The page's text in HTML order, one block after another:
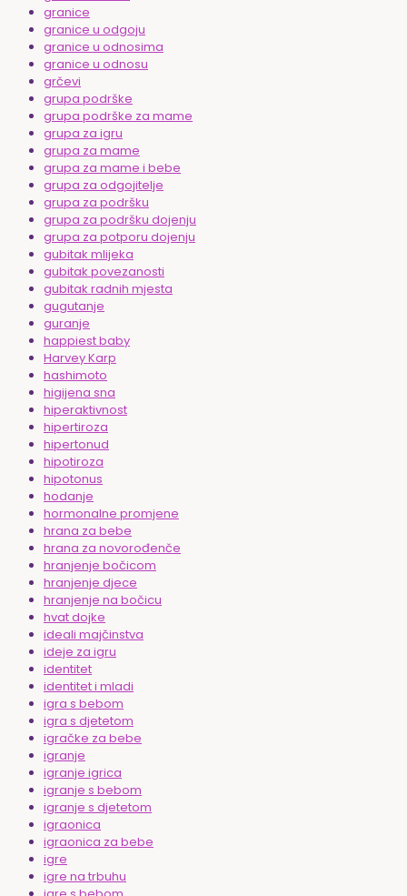
granice
granice u odgoju
granice u odnosima
granice u odnosu
grčevi
grupa podrške
grupa podrške za mame
grupa za igru
grupa za mame
grupa za mame i bebe
grupa za odgojitelje
grupa za podršku
grupa za podršku dojenju
grupa za potporu dojenju
gubitak mlijeka
gubitak povezanosti
gubitak radnih mjesta
gugutanje
guranje
happiest baby
Harvey Karp
hashimoto
higijena sna
hiperaktivnost
hipertiroza
hipertonud
hipotiroza
hipotonus
hodanje
hormonalne promjene
hrana za bebe
hrana za novorođenče
hranjenje bočicom
hranjenje djece
hranjenje na bočicu
hvat dojke
ideali majčinstva
ideje za igru
identitet
identitet i mladi
igra s bebom
igra s djetetom
igračke za bebe
igranje
igranje igrica
igranje s bebom
igranje s djetetom
igraonica
igraonica za bebe
igre
igre na trbuhu